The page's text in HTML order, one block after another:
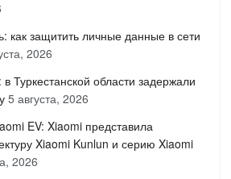
как защитить личные данные в сети
2026
Туркестанской области задержали
5 августа, 2026
EV: Xiaomi представила
Xiaomi Kunlun и серию Xiaomi
2026